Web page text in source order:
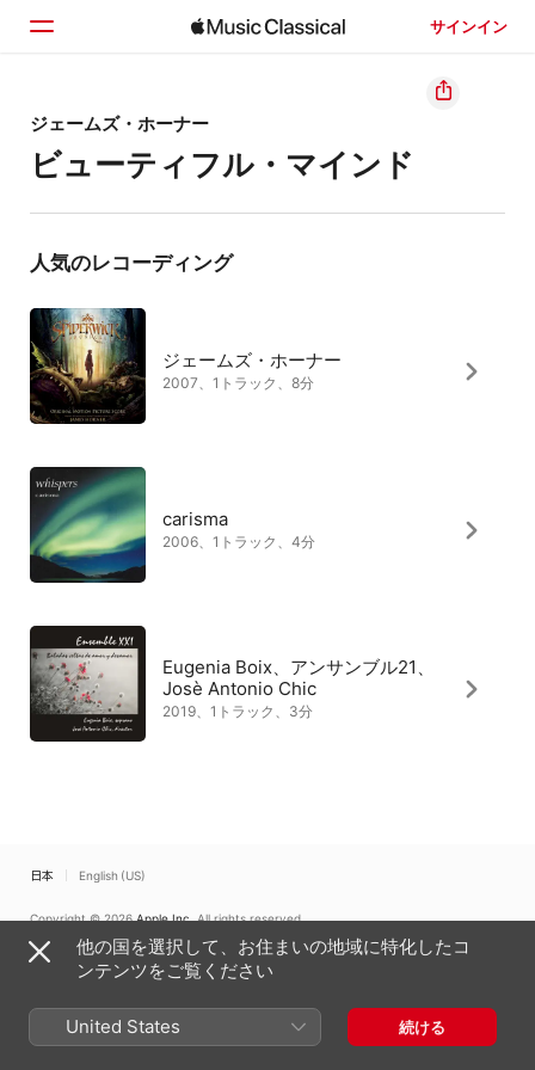
サインイン
ホーム
見つける
検索
ジェームズ・ホーナー
ビューティフル・マインド
人気のレコーディング
ジェームズ・ホーナー
2007、1トラック、8分
carisma
2006、1トラック、4分
Eugenia Boix、アンサンブル21、
Josè Antonio Chic
2019、1トラック、3分
日本 English (US)
Copyright © 2026 Apple Inc. All rights reserved.
インターネットサービス利用規約
Apple Musicとプライバシー
Cookieに関する警告
サポート フィードバック
他の国を選択して、お住まいの地域に特化したコ
ンテンツをご覧ください
United States 続ける